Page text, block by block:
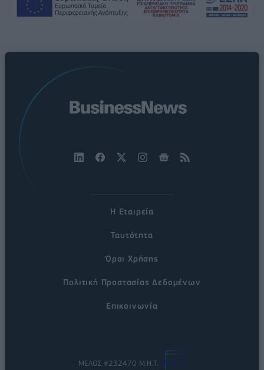
Η Εταιρεία
Ταυτότητα
Όροι Χρήσης
Πολιτική Προστασίας Δεδομένων
Επικοινωνία
ΜΕΛΟΣ #232470 Μ.Η.Τ.